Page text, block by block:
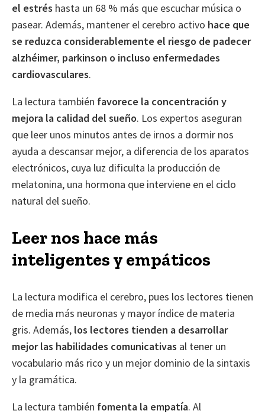
el estrés hasta un 68 % más que escuchar música o
pasear. Además, mantener el cerebro activo hace que
se reduzca considerablemente el riesgo de padecer
alzhéimer, parkinson o incluso enfermedades
cardiovasculares.
La lectura también favorece la concentración y
mejora la calidad del sueño. Los expertos aseguran
que leer unos minutos antes de irnos a dormir nos
ayuda a descansar mejor, a diferencia de los aparatos
electrónicos, cuya luz dificulta la producción de
melatonina, una hormona que interviene en el ciclo
natural del sueño.
Leer nos hace más
inteligentes y empáticos
La lectura modifica el cerebro, pues los lectores tienen
de media más neuronas y mayor índice de materia
gris. Además, los lectores tienden a desarrollar
mejor las habilidades comunicativas al tener un
vocabulario más rico y un mejor dominio de la sintaxis
y la gramática.
La lectura también fomenta la empatía. Al